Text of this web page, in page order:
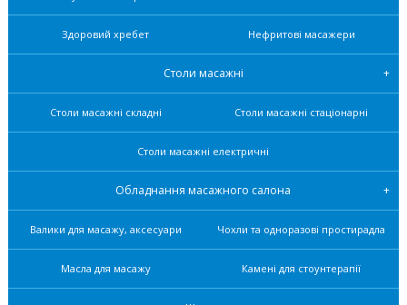
Здоровий хребет Нефритові масажери
Столи масажні
Столи масажні складні Столи масажні стаціонарні
Столи масажні електричні
Обладнання масажного салона
Валики для масажу, аксесуари Чохли та одноразові простирадла
Масла для масажу Камені для стоунтерапії